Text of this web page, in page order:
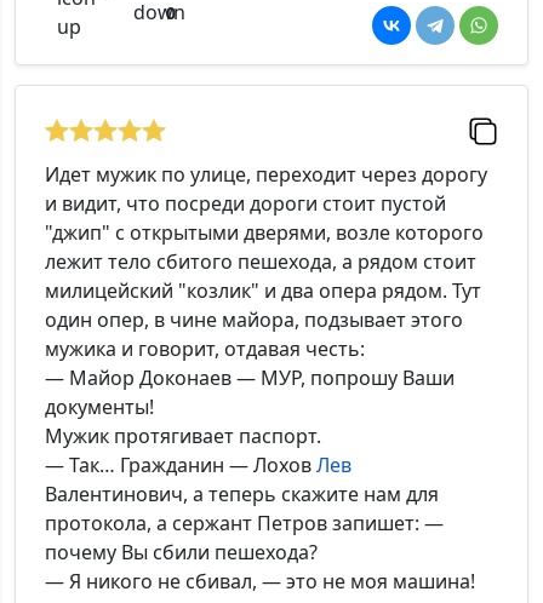
0
Идет мужик по улице, переходит через дорогу
и видит, что посреди дороги стоит пустой
"джип" с открытыми дверями, возле которого
лежит тело сбитого пешехода, а рядом стоит
милицейский "козлик" и два опера рядом. Тут
один опер, в чине майора, подзывает этого
мужика и говорит, отдавая честь:
— Майор Доконаев — МУР, попрошу Ваши
документы!
Мужик протягивает паспорт.
— Так… Гражданин — ЛоховЛев
Валентинович, а теперь скажите нам для
протокола, а сержант Петров запишет: —
почему Вы сбили пешехода?
— Я никого не сбивал, — это не моя машина!